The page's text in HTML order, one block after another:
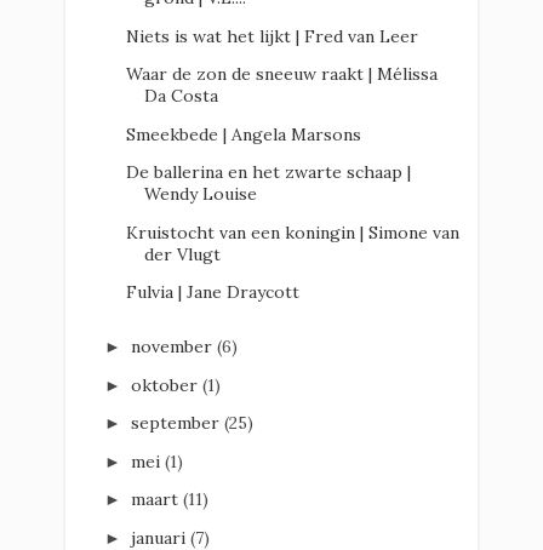
Niets is wat het lijkt | Fred van Leer
Waar de zon de sneeuw raakt | Mélissa
Da Costa
Smeekbede | Angela Marsons
De ballerina en het zwarte schaap |
Wendy Louise
Kruistocht van een koningin | Simone van
der Vlugt
Fulvia | Jane Draycott
► november (6)
► oktober (1)
► september (25)
► mei (1)
► maart (11)
► januari (7)